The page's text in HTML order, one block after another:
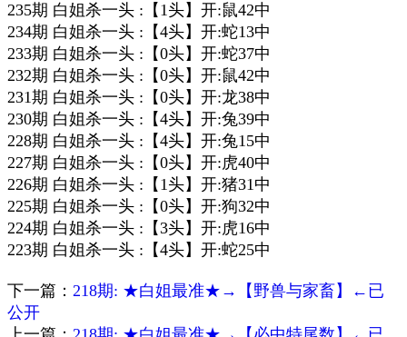
235期 白姐杀一头 :【1头】开:鼠42中
234期 白姐杀一头 :【4头】开:蛇13中
233期 白姐杀一头 :【0头】开:蛇37中
232期 白姐杀一头 :【0头】开:鼠42中
231期 白姐杀一头 :【0头】开:龙38中
230期 白姐杀一头 :【4头】开:兔39中
228期 白姐杀一头 :【4头】开:兔15中
227期 白姐杀一头 :【0头】开:虎40中
226期 白姐杀一头 :【1头】开:猪31中
225期 白姐杀一头 :【0头】开:狗32中
224期 白姐杀一头 :【3头】开:虎16中
223期 白姐杀一头 :【4头】开:蛇25中
下一篇： 218期: ★白姐最准★→【野兽与家畜】←已
公开